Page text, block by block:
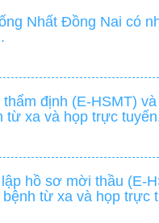
Nhất Đồng Nai có
định (E-HSMT)
từ xa và họp trực
hồ sơ mời thầu (E-
từ xa và họp trực